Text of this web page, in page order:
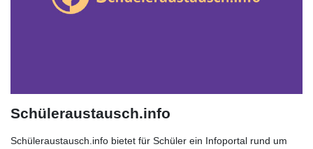
Schüleraustausch.info
Schüleraustausch.info bietet für Schüler ein Infoportal rund um